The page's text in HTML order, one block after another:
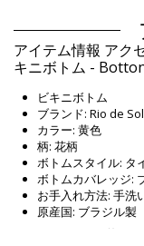
アイテム情報 アク
キニボトム -
ビキニボトム
ブランド: Rio de Sol
カラー: 黄色
柄: 花柄
ボトムスタイル: タ
ボトムカバレッジ:
お手入れ方法: 手洗
原産国: ブラジル製
ビキニボトム 黄色